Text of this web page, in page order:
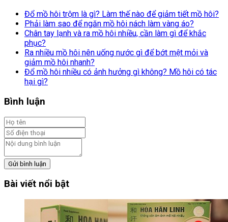
Đổ mồ hôi trộm là gì? Làm thế nào để giảm tiết mồ hôi?
Phải làm sao để ngăn mồ hôi nách làm vàng áo?
Chân tay lạnh và ra mồ hôi nhiều, cần làm gì để khắc
phục?
Ra nhiều mồ hôi nên uống nước gì để bớt mệt mỏi và
giảm mồ hôi nhanh?
Đổ mồ hôi nhiều có ảnh hưởng gì không? Mồ hôi có tác
hại gì?
Bình luận
Gửi bình luận
Bài viết nổi bật